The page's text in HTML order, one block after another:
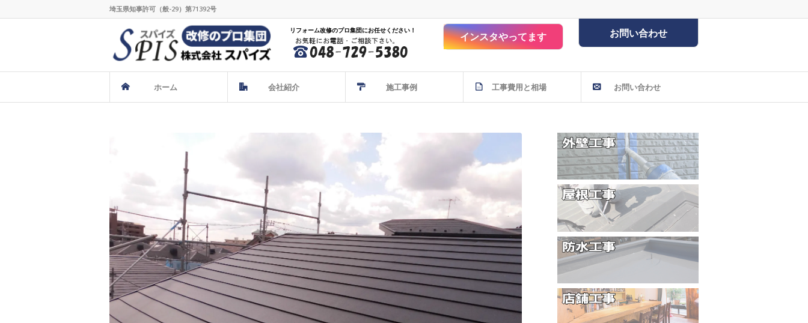
埼玉県知事許可（般-29）第71392号
リフォーム改修のプロ集団にお任せください！ お問い合わせ
インスタやってます
ホーム 会社紹介 施工事例 工事費用と相場 お問い合わせ